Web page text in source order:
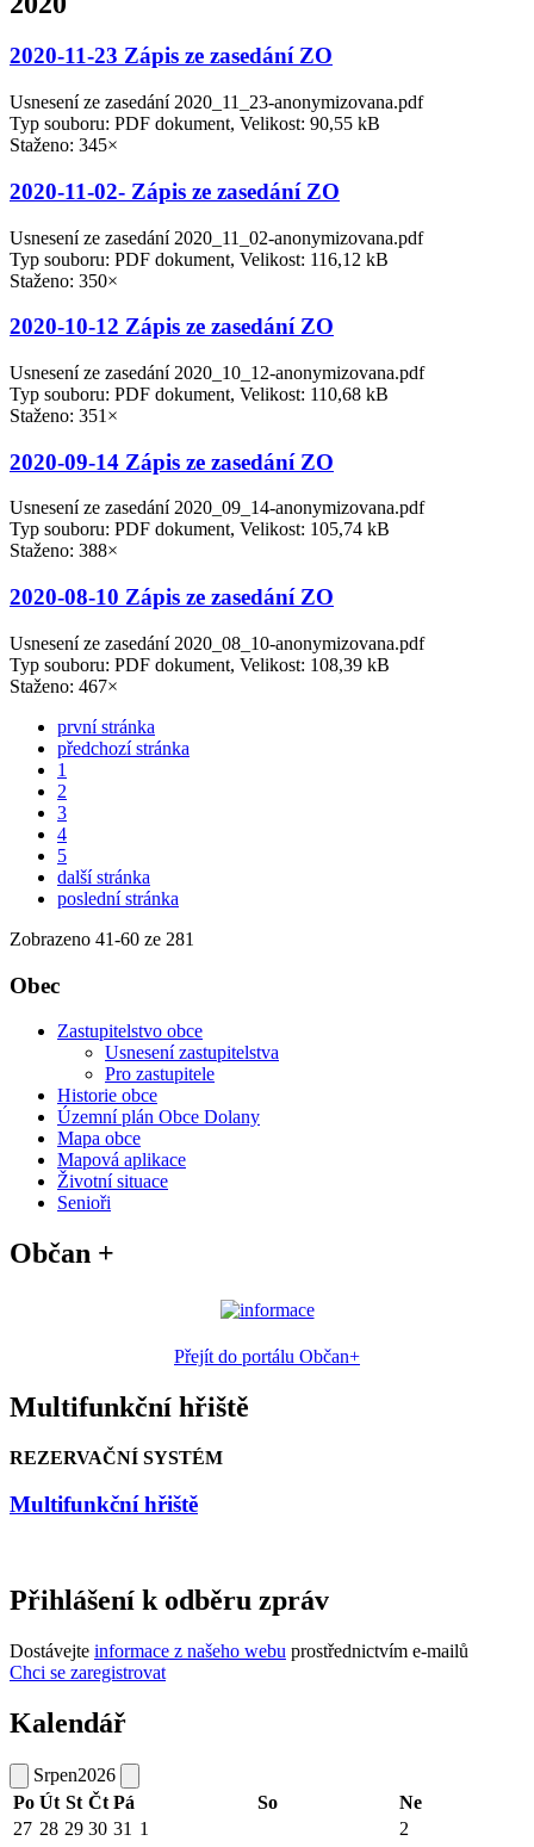
2020-11-23 Zápis ze zasedání ZO
Usnesení ze zasedání 2020_11_23-anonymizovana.pdf
Typ souboru: PDF dokument, Velikost: 90,55 kB
Staženo: 345×
2020-11-02- Zápis ze zasedání ZO
Usnesení ze zasedání 2020_11_02-anonymizovana.pdf
Typ souboru: PDF dokument, Velikost: 116,12 kB
Staženo: 350×
2020-10-12 Zápis ze zasedání ZO
Usnesení ze zasedání 2020_10_12-anonymizovana.pdf
Typ souboru: PDF dokument, Velikost: 110,68 kB
Staženo: 351×
2020-09-14 Zápis ze zasedání ZO
Usnesení ze zasedání 2020_09_14-anonymizovana.pdf
Typ souboru: PDF dokument, Velikost: 105,74 kB
Staženo: 388×
2020-08-10 Zápis ze zasedání ZO
Usnesení ze zasedání 2020_08_10-anonymizovana.pdf
Typ souboru: PDF dokument, Velikost: 108,39 kB
Staženo: 467×
první stránka
předchozí stránka
1
2
3
4
5
další stránka
poslední stránka
Zobrazeno 41-60 ze 281
Obec
Zastupitelstvo obce
Usnesení zastupitelstva
Pro zastupitele
Historie obce
Územní plán Obce Dolany
Mapa obce
Mapová aplikace
Životní situace
Senioři
Občan +
Přejít do portálu Občan+
Multifunkční hřiště
REZERVAČNÍ SYSTÉM
Multifunkční hřiště
Přihlášení k odběru zpráv
Dostávejte informace z našeho webu prostřednictvím e-mailů
Chci se zaregistrovat
Kalendář
Srpen2026
Po Út St Čt Pá So
Ne
27 28 29 30 31 1
2